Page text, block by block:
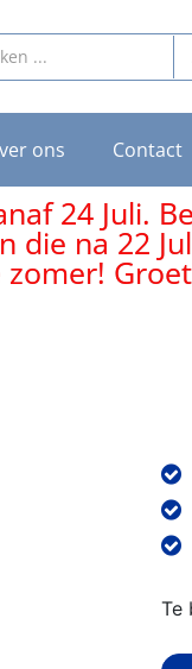
ons Contact
24 Juli.
die na 22